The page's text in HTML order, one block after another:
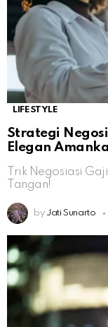
LIFESTYLE
Strategi
Elegan
Trik Negosiasi
Tangan!
by Jati Sunarto